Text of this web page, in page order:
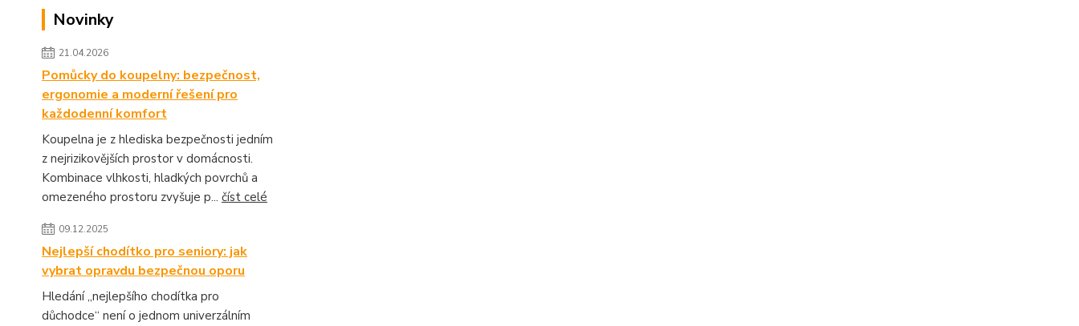
Novinky
21.04.2026
Pomůcky do koupelny: bezpečnost,
ergonomie a moderní řešení pro
každodenní komfort
Koupelna je z hlediska bezpečnosti jedním
z nejrizikovějších prostor v domácnosti.
Kombinace vlhkosti, hladkých povrchů a
omezeného prostoru zvyšuje p... číst celé
09.12.2025
Nejlepší chodítko pro seniory: jak
vybrat opravdu bezpečnou oporu
Hledání „nejlepšího chodítka pro
důchodce“ není o jednom univerzálním